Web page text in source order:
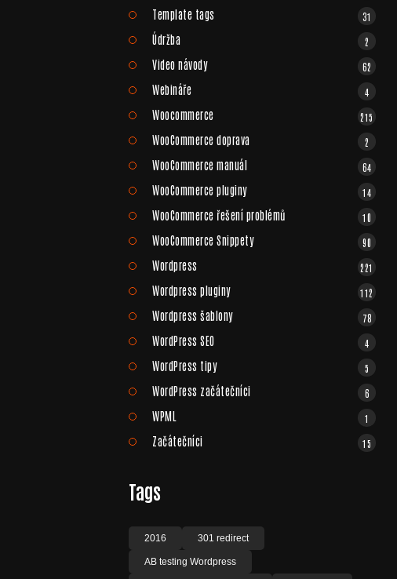
Template tags 31
Údržba 2
Video návody 62
Webináře 4
Woocommerce 215
WooCommerce doprava 2
WooCommerce manuál 64
WooCommerce pluginy 14
WooCommerce řešení problémů 10
WooCommerce Snippety 90
Wordpress 221
Wordpress pluginy 112
Wordpress šablony 78
WordPress SEO 4
WordPress tipy 5
WordPress začátečníci 6
WPML 1
Začátečníci 15
Tags
2016 301 redirect
AB testing Wordpress